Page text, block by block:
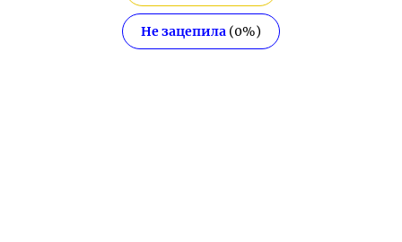
Не зацепила (0%)